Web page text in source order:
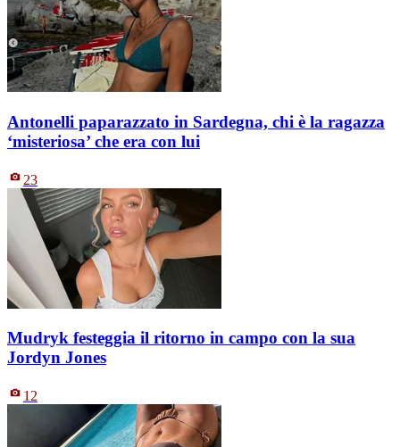
Antonelli paparazzato in Sardegna, chi è la ragazza
‘misteriosa’ che era con lui
23
Mudryk festeggia il ritorno in campo con la sua
Jordyn Jones
12